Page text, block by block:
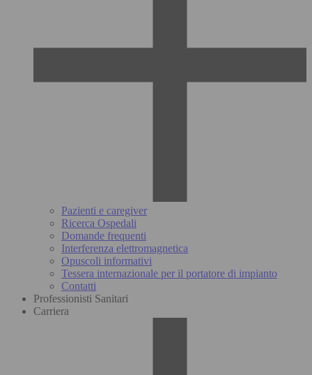
Pazienti e caregiver
Ricerca Ospedali
Domande frequenti
Interferenza elettromagnetica
Opuscoli informativi
Tessera internazionale per il portatore di impianto
Contatti
Professionisti Sanitari
Carriera